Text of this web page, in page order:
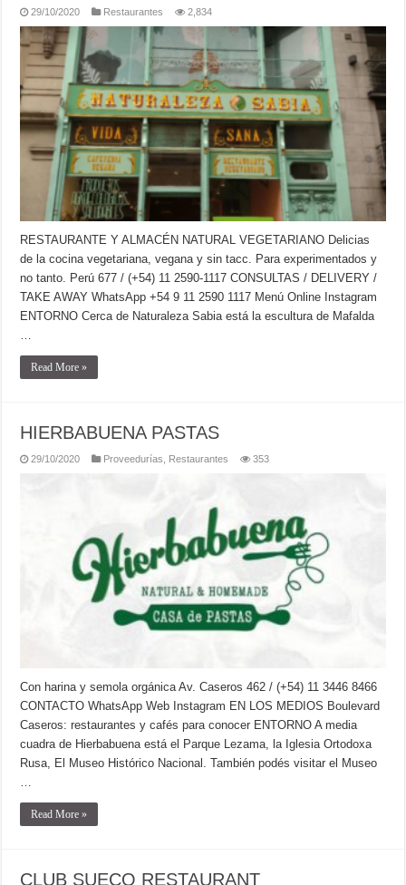
29/10/2020 Restaurantes 2,834
RESTAURANTE Y ALMACÉN NATURAL VEGETARIANO Delicias
de la cocina vegetariana, vegana y sin tacc. Para experimentados y
no tanto. Perú 677 / (+54) 11 2590-1117 CONSULTAS / DELIVERY /
TAKE AWAY WhatsApp +54 9 11 2590 1117 Menú Online Instagram
ENTORNO Cerca de Naturaleza Sabia está la escultura de Mafalda
…
Read More »
HIERBABUENA PASTAS
29/10/2020 Proveedurías Restaurantes 353
Con harina y semola orgánica Av. Caseros 462 / (+54) 11 3446 8466
CONTACTO WhatsApp Web Instagram EN LOS MEDIOS Boulevard
Caseros: restaurantes y cafés para conocer ENTORNO A media
cuadra de Hierbabuena está el Parque Lezama, la Iglesia Ortodoxa
Rusa, El Museo Histórico Nacional. También podés visitar el Museo
Read More »
CLUB SUECO RESTAURANT